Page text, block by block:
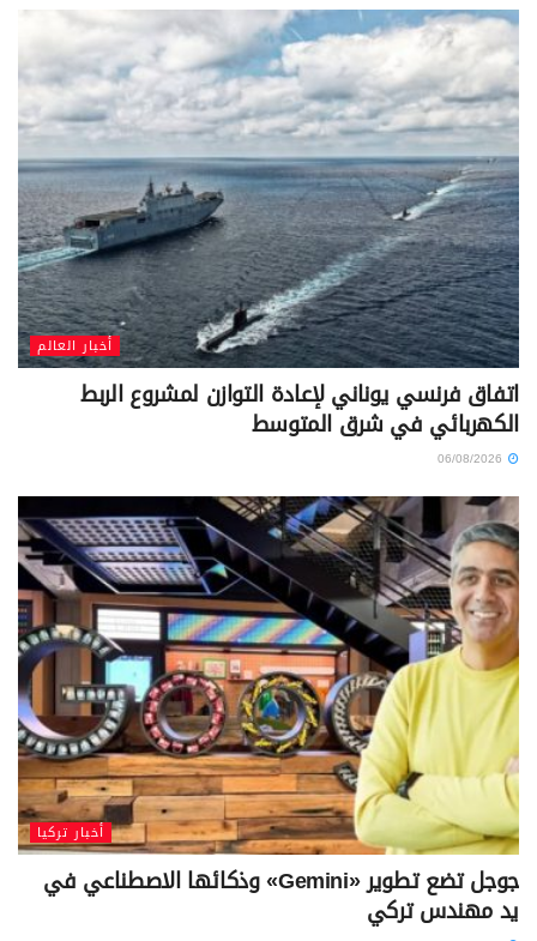
أخبار العالم
اتفاق فرنسي يوناني لإعادة التوازن لمشروع الربط
الكهربائي في شرق المتوسط
أخبار تركيا
جوجل تضع تطوير «Gemini» وذكائها الاصطناعي في
يد مهندس تركي